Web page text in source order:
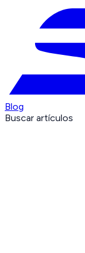
Blog
Buscar artículos